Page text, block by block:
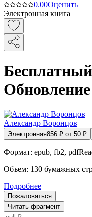
0.00Оценить
Электронная книга
Александр Воронцов
Электронная856 ₽ от 50 ₽
Формат: epub, fb2,
Объем: 130 бумажных
Подробнее
Пожаловаться
Читать фрагмент